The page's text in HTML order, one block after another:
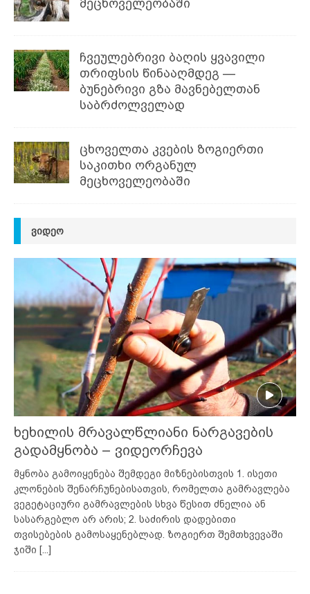
მეცხოველეობაში
ჩვეულებრივი ბაღის ყვავილი
თრიფსის წინააღმდეგ —
ბუნებრივი გზა მავნებელთან
საბრძოლველად
ცხოველთა კვების ზოგიერთი
საკითხი ორგანულ
მეცხოველეობაში
ᲕᲘᲓᲔᲝ
ხეხილის მრავალწლიანი ნარგავების
გადამყნობა – ვიდეორჩევა
მყნობა გამოიყენება შემდეგი მიზნებისთვის 1. ისეთი
კლონების შენარჩუნებისათვის, რომელთა გამრავლება
ვეგეტაციური გამრავლების სხვა წესით ძნელია ან
სასარგებლო არ არის; 2. საძირის დადებითი
თვისებების გამოსაყენებლად. ზოგიერთ შემთხვევაში
ჯიში [...]